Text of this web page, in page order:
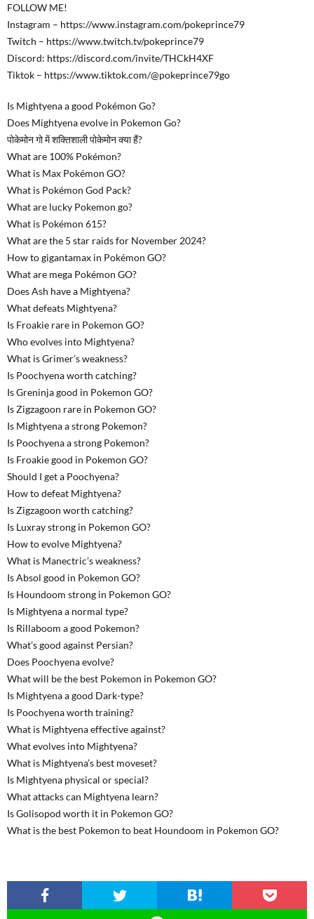
FOLLOW ME!
Instagram – https://www.instagram.com/pokeprince79
Twitch – https://www.twitch.tv/pokeprince79
Discord: https://discord.com/invite/THCkH4XF
Tiktok – https://www.tiktok.com/@pokeprince79go
Is Mightyena a good Pokémon Go?
Does Mightyena evolve in Pokemon Go?
पोकेमोन गो में शक्तिशाली पोकेमोन क्या हैं?
What are 100% Pokémon?
What is Max Pokémon GO?
What is Pokémon God Pack?
What are lucky Pokemon go?
What is Pokémon 615?
What are the 5 star raids for November 2024?
How to gigantamax in Pokémon GO?
What are mega Pokémon GO?
Does Ash have a Mightyena?
What defeats Mightyena?
Is Froakie rare in Pokemon GO?
Who evolves into Mightyena?
What is Grimer’s weakness?
Is Poochyena worth catching?
Is Greninja good in Pokemon GO?
Is Zigzagoon rare in Pokemon GO?
Is Mightyena a strong Pokemon?
Is Poochyena a strong Pokemon?
Is Froakie good in Pokemon GO?
Should I get a Poochyena?
How to defeat Mightyena?
Is Zigzagoon worth catching?
Is Luxray strong in Pokemon GO?
How to evolve Mightyena?
What is Manectric’s weakness?
Is Absol good in Pokemon GO?
Is Houndoom strong in Pokemon GO?
Is Mightyena a normal type?
Is Rillaboom a good Pokemon?
What’s good against Persian?
Does Poochyena evolve?
What will be the best Pokemon in Pokemon GO?
Is Mightyena a good Dark-type?
Is Poochyena worth training?
What is Mightyena effective against?
What evolves into Mightyena?
What is Mightyena’s best moveset?
Is Mightyena physical or special?
What attacks can Mightyena learn?
Is Golisopod worth it in Pokemon GO?
What is the best Pokemon to beat Houndoom in Pokemon GO?